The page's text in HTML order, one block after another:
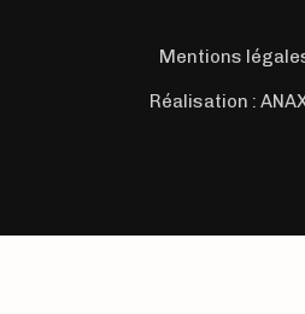
Mentions
Réalisation :